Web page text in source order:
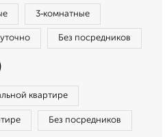
3‑комнатные
Без посредников
квартире
Без посредников